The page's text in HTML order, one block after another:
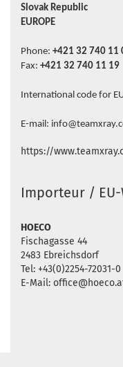
Slovak Republic
EUROPE
Phone: +421 32 740 11
Fax: +421 32 740 11 19
International code for
E-mail:
https://
Importeur /
HOECO
Fischagasse 44
2483 Ebreichsdorf
Tel: +43(0)2254-72031-0
E-Mail: